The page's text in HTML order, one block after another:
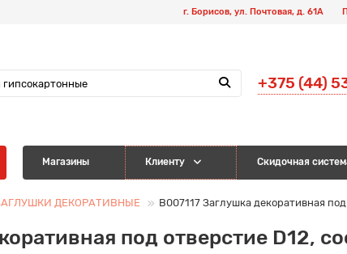
г. Борисов, ул. Почтовая, д. 61А
+375 (44)
Магазины Клиенту Скидочная
ДЕКОРАТИВНЫЕ B007117 Заглушка декоративная
под отверстие D12,